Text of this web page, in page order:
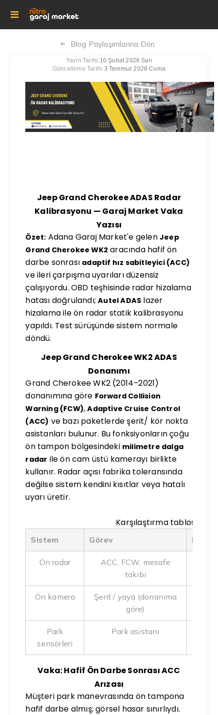
Blog Paylaşımlarına Dön
Yayın Tarihi:10 Şubat 2026 Salı
Güncelleme Tarihi:3 Temmuz 2026 Cuma
Jeep Grand Cherokee ADAS Radar
Kalibrasyonu — Garaj Market Vaka
Yazısı
Özet: Adana Garaj Market'e gelenJeep
Grand Cherokee WK2 aracında hafif ön
darbe sonrası adaptif hız sabitleyici (ACC)
ve ileri çarpışma uyarıları düzensiz
çalışıyordu. OBD teşhisinde radar hizalama
hatası doğrulandı;Autel ADAS lazer
hizalama ile ön radar statik kalibrasyonu
yapıldı. Test sürüşünde sistem normale
döndü.
Jeep Grand Cherokee WK2 ADAS
Donanımı
Grand Cherokee WK2 (2014–2021)
donanımına göre Forward Collision
Warning (FCW),Adaptive Cruise Control
(ACC) ve bazı paketlerde şerit/ kör nokta
asistanları bulunur. Bu fonksiyonların çoğu
ön tampon bölgesindeki milimetre dalga
radar ile ön cam üstü kamerayı birlikte
kullanır. Radar açısı fabrika toleransında
değilse sistem kendini kısıtlar veya hatalı
uyarı üretir.
Karşılaştırma tablosu
Sistem Görev
Ön radar
ACC, FCW, mesafe
takibi
Ön kamera
Şerit / yaya (donanıma
göre)
Park
sensörleri
Park asistanı
Vaka: Hafif Ön Darbe Sonrası ACC
Arızası
Müşteri park manevrasında ön tampona
hafif darbe almış; görsel hasar sınırlıydı.